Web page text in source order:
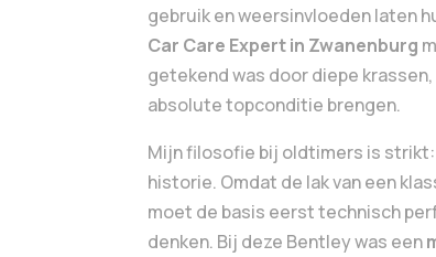
gebruik en weersinvloeden laten
Car Care Expert in Zwanenburg
getekend was door diepe
absolute topconditie brengen.
Mijn filosofie bij oldtimers is
historie. Omdat de lak van een
moet de basis eerst technisch
denken. Bij deze Bentley was een